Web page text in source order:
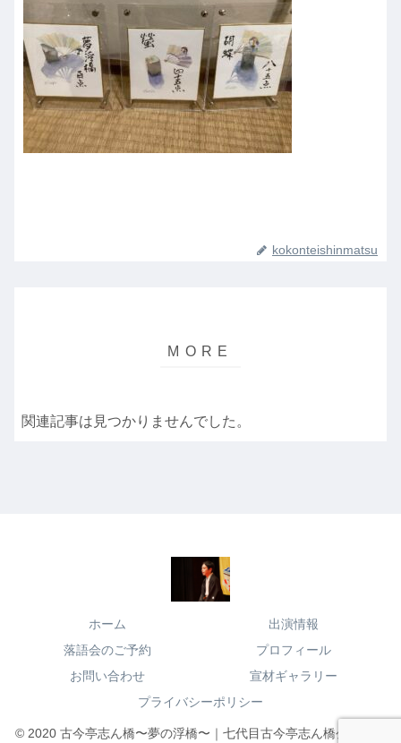
kokonteishinmatsu
関連記事は見つかりませんでした。
ホーム
出演情報
落語会のご予約
プロフィール
お問い合わせ
宣材ギャラリー
プライバシーポリシー
© 2020 古今亭志ん橋〜夢の浮橋〜｜七代目古今亭志ん橋公式サイ